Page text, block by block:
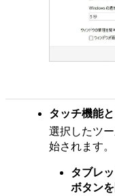
タッチ機能
選択したツ
始されます。
タブレ
ボタン